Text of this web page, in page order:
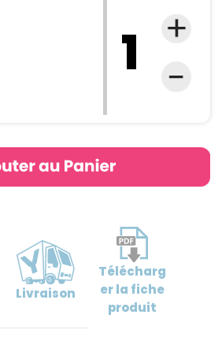
Livraison
Télécharg
erla fiche
produit